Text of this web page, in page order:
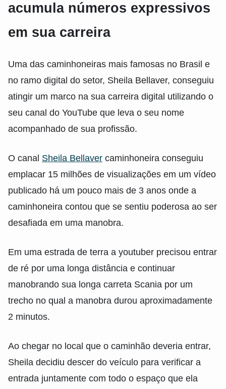
acumula números expressivos
em sua carreira
Uma das caminhoneiras mais famosas no Brasil e
no ramo digital do setor, Sheila Bellaver, conseguiu
atingir um marco na sua carreira digital utilizando o
seu canal do YouTube que leva o seu nome
acompanhado de sua profissão.
O canal Sheila Bellaver caminhoneira conseguiu
emplacar 15 milhões de visualizações em um vídeo
publicado há um pouco mais de 3 anos onde a
caminhoneira contou que se sentiu poderosa ao ser
desafiada em uma manobra.
Em uma estrada de terra a youtuber precisou entrar
de ré por uma longa distância e continuar
manobrando sua longa carreta Scania por um
trecho no qual a manobra durou aproximadamente
2 minutos.
Ao chegar no local que o caminhão deveria entrar,
Sheila decidiu descer do veículo para verificar a
entrada juntamente com todo o espaço que ela